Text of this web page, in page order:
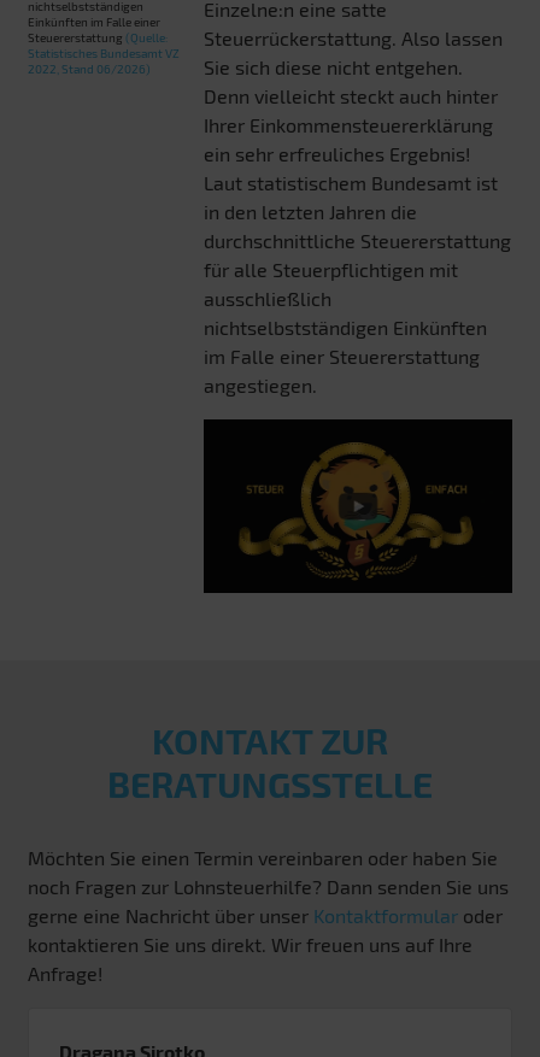
nichtselbstständigen
Einkünften im Falle einer
Steuererstattung (Quelle:
Statistisches Bundesamt VZ
2022, Stand 06/2026)
Einzelne:n eine satte
Steuerrückerstattung. Also lassen
Sie sich diese nicht entgehen.
Denn vielleicht steckt auch hinter
Ihrer Einkommensteuererklärung
ein sehr erfreuliches Ergebnis!
Laut statistischem Bundesamt ist
in den letzten Jahren die
durchschnittliche Steuererstattung
für alle Steuerpflichtigen mit
ausschließlich
nichtselbstständigen Einkünften
im Falle einer Steuererstattung
angestiegen.
KONTAKT ZUR
BERATUNGSSTELLE
Möchten Sie einen Termin vereinbaren oder haben Sie
noch Fragen zur Lohnsteuerhilfe? Dann senden Sie uns
gerne eine Nachricht über unser Kontaktformular oder
kontaktieren Sie uns direkt. Wir freuen uns auf Ihre
Anfrage!
Dragana Sirotko